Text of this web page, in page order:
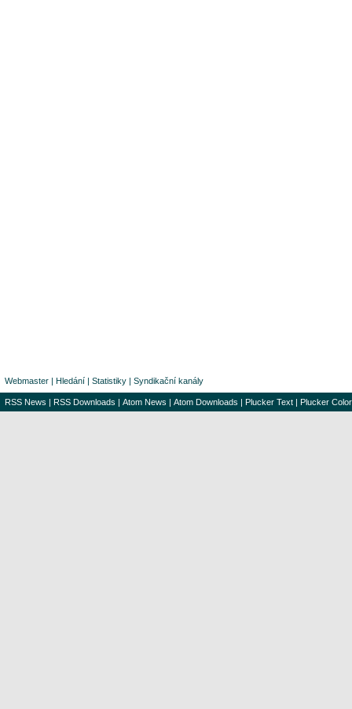
Webmaster | Hledání | Statistiky | Syndikační kanály
RSS News | RSS Downloads | Atom News | Atom Downloads | Plucker Text | Plucker Color